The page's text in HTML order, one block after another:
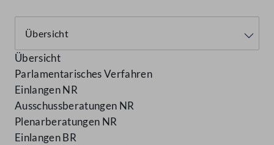
Übersicht
Parlamentarisches Verfahren
Einlangen NR
Ausschussberatungen NR
Plenarberatungen NR
Einlangen BR